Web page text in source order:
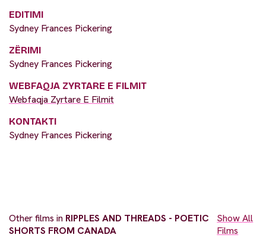
EDITIMI
Sydney Frances Pickering
ZËRIMI
Sydney Frances Pickering
WEBFAQJA ZYRTARE E FILMIT
Webfaqja Zyrtare E Filmit
KONTAKTI
Sydney Frances Pickering
Other films in RIPPLES AND THREADS - POETIC
SHORTS FROM CANADA
Show All
Films